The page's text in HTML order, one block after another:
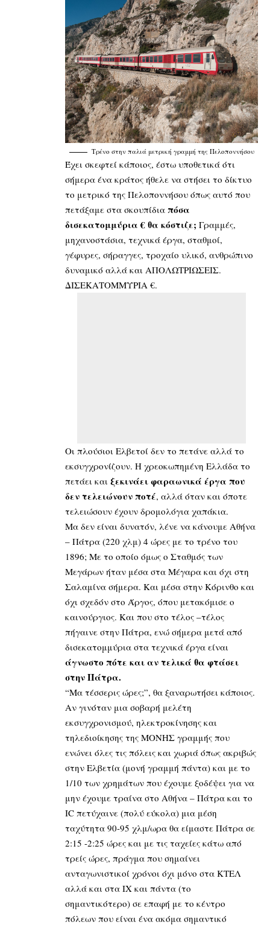
Τρένο στην παλιά μετρική γραμμή της Πελοποννήσου
Έχει σκεφτεί κάποιος, έστω υποθετικά ότι
σήμερα ένα κράτος ήθελε να στήσει το δίκτυο
το μετρικό της Πελοποννήσου όπως αυτό που
πετάξαμε στα σκουπίδια πόσα
δισεκατομμύρια € θα κόστιζε; Γραμμές,
μηχανοστάσια, τεχνικά έργα, σταθμοί,
γέφυρες, σήραγγες, τροχαίο υλικό, ανθρώπινο
δυναμικό αλλά και ΑΠΟΛΩΤΡΙΩΣΕΙΣ.
ΔΙΣΕΚΑΤΟΜΜΥΡΙΑ €.
Οι πλούσιοι Ελβετοί δεν το πετάνε αλλά το
εκσυγχρονίζουν. Η χρεοκωπημένη Ελλάδα το
πετάει και ξεκινάει φαραωνικά έργα που
δεν τελειώνουν ποτέ, αλλά όταν και όποτε
τελειώσουν έχουν δρομολόγια χαπάκια.
Μα δεν είναι δυνατόν, λένε να κάνουμε Αθήνα
– Πάτρα (220 χλμ) 4 ώρες με το τρένο του
1896; Με το οποίο όμως ο Σταθμός των
Μεγάρων ήταν μέσα στα Μέγαρα και όχι στη
Σαλαμίνα σήμερα. Και μέσα στην Κόρινθο και
όχι σχεδόν στο Άργος, όπου μετακόμισε ο
καινούργιος. Και που στο τέλος –τέλος
πήγαινε στην Πάτρα, ενώ σήμερα μετά από
δισεκατομμύρια στα τεχνικά έργα είναι
άγνωστο πότε και αν τελικά θα φτάσει
στην Πάτρα.
“Μα τέσσερις ώρες;”, θα ξαναρωτήσει κάποιος.
Αν γινόταν μια σοβαρή μελέτη
εκσυγχρονισμού, ηλεκτροκίνησης και
τηλεδιοίκησης της ΜΟΝΗΣ γραμμής που
ενώνει όλες τις πόλεις και χωριά όπως ακριβώς
στην Ελβετία (μονή γραμμή πάντα) και με το
1/10 των χρημάτων που έχουμε ξοδέψει για να
μην έχουμε τραίνα στο Αθήνα – Πάτρα και το
IC πετύχαινε (πολύ εύκολα) μια μέση
ταχύτητα 90-95 χλμ/ωρα θα είμαστε Πάτρα σε
2:15 -2:25 ώρες και με τις ταχείες κάτω από
τρείς ώρες, πράγμα που σημαίνει
ανταγωνιστικοί χρόνοι όχι μόνο στα ΚΤΕΛ
αλλά και στα ΙΧ και πάντα (το
σημαντικότερο) σε επαφή με το κέντρο
πόλεων που είναι ένα ακόμα σημαντικό